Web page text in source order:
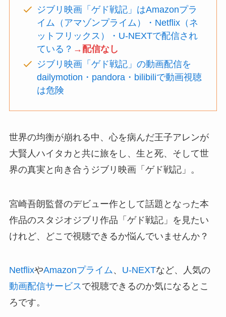
ジブリ映画「ゲド戦記」はAmazonプラ
イム（アマゾンプライム）・Netflix（ネ
ットフリックス）・U-NEXTで配信され
ている？ →配信なし
ジブリ映画「ゲド戦記」の動画配信を
dailymotion・pandora・bilibiliで動画視聴
は危険
世界の均衡が崩れる中、心を病んだ王子アレンが
大賢人ハイタカと共に旅をし、生と死、そして世
界の真実と向き合うジブリ映画「ゲド戦記」。
宮崎吾朗監督のデビュー作として話題となった本
作品のスタジオジブリ作品「ゲド戦記」を見たい
けれど、どこで視聴できるか悩んでいませんか？
NetflixやAmazonプライム、 U-NEXTなど、人気の
動画配信サービスで視聴できるのか気になるとこ
ろです。